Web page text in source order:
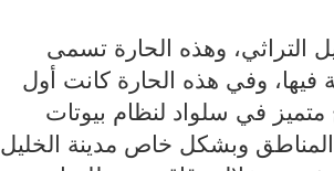
وهذه الحارة تسمى
وفي هذه الحارة كانت أول
في سلواد لنظام بيوتات
وبشكل خاص مدينة الخليل